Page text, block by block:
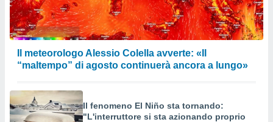
Il meteorologo Alessio Colella avverte: «Il
“maltempo” di agosto continuerà ancora a lungo»
Il fenomeno El Niño sta tornando:
"L'interruttore si sta azionando proprio